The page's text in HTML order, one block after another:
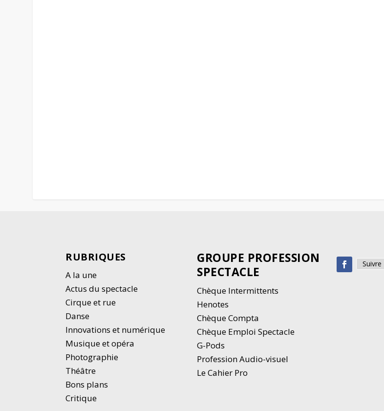
RUBRIQUES
A la une
Actus du spectacle
Cirque et rue
Danse
Innovations et numérique
Musique et opéra
Photographie
Théâtre
Bons plans
Critique
GROUPE PROFESSION
SPECTACLE
Chèque Intermittents
Henotes
Chèque Compta
Chèque Emploi Spectacle
G-Pods
Profession Audio-visuel
Le Cahier Pro
Suivre